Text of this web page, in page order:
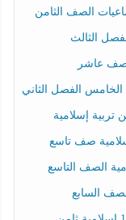
الصف الثامن
الثالث
صف عاشر
الفصل الثاني
إسلامية
صف تاسع
السابع